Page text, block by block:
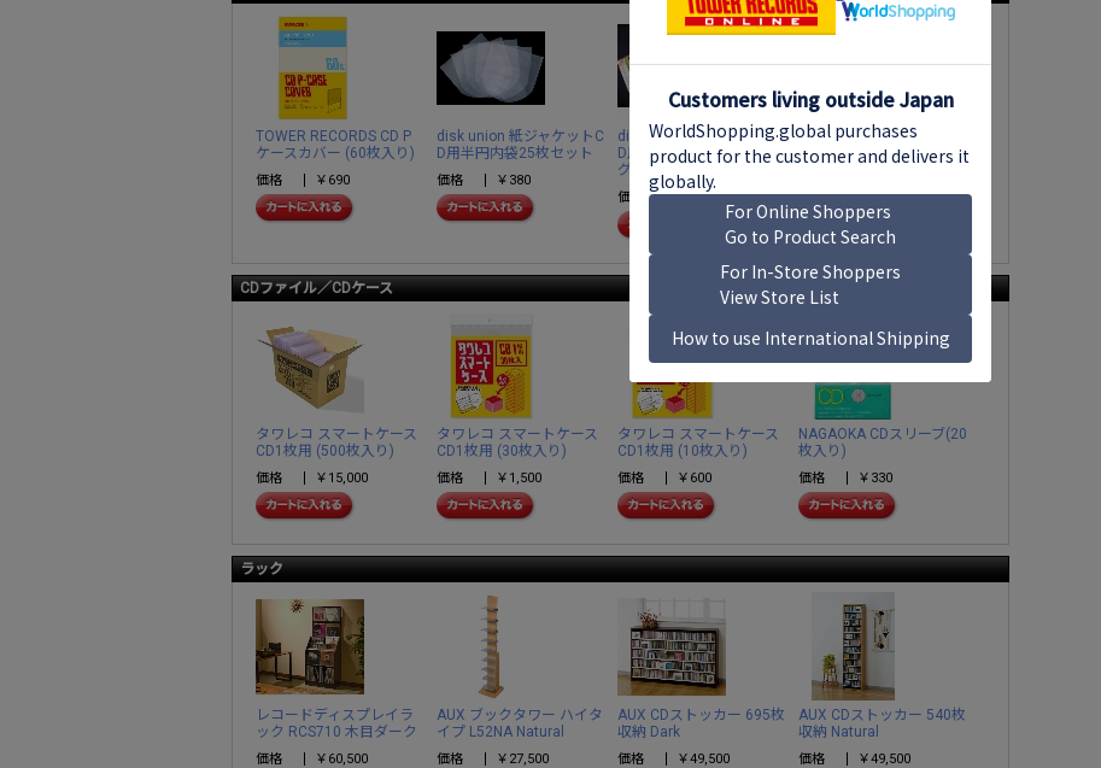
TOWER RECORDS CD P
ケースカバー (60枚入り)
価格 ￥690
disk union 紙ジャケットC
D用半円内袋25枚セット
価格 ￥380
disk union 紙ジャケットC
D用クリアケース小(シン
グル用) 5枚セット
価格 ￥980
disk union 縁なしビニー
ルカバー (紙ジャケットC
価格 ￥380
CDファイル／CDケース
タワレコ スマートケース
CD1枚用 (500枚入り)
価格 ￥15,000
タワレコ スマートケース
CD1枚用 (30枚入り)
価格 ￥1,500
タワレコ スマートケース
CD1枚用 (10枚入り)
価格 ￥600
NAGAOKA CDスリーブ(20
枚入り)
価格 ￥330
ラック
レコードディスプレイラ
ック RCS710 木目ダーク
価格 ￥60,500
AUX ブックタワー ハイタ
イプ L52NA Natural
価格 ￥27,500
AUX CDストッカー 695枚
収納 Dark
価格 ￥49,500
AUX CDストッカー 540枚
収納 Natural
価格 ￥49,500